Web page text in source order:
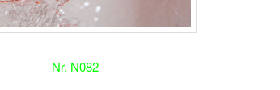
Nr. N082